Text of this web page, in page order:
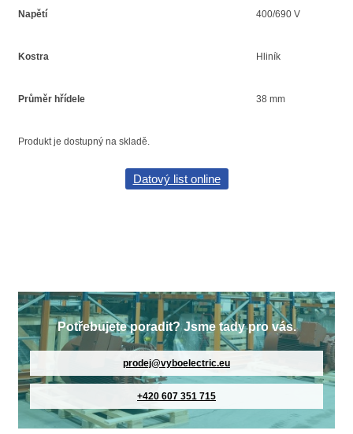
Napětí 400/690 V
Kostra Hliník
Průměr hřídele 38 mm
Produkt je dostupný na skladě.
Datový list online
Potřebujete poradit? Jsme tady pro vás.
prodej@vyboelectric.eu
+420 607 351 715